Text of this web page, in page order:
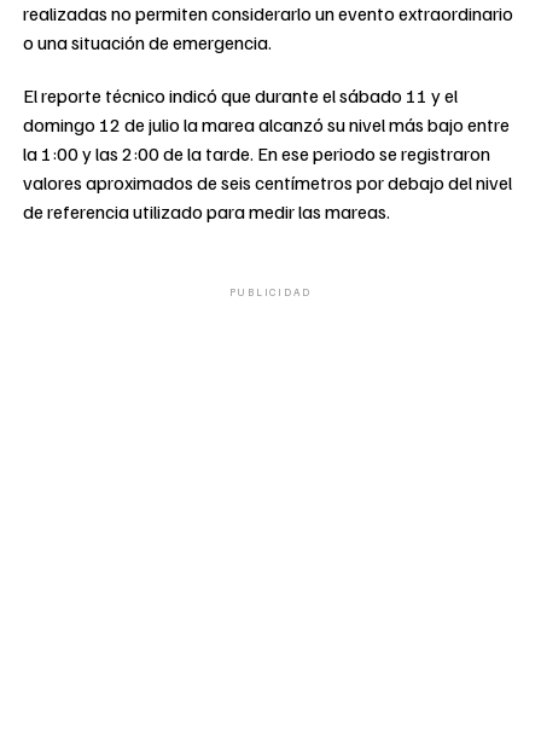
realizadas no permiten considerarlo un evento extraordinario
o una situación de emergencia.
El reporte técnico indicó que durante el sábado 11 y el
domingo 12 de julio la marea alcanzó su nivel más bajo entre
la 1:00 y las 2:00 de la tarde. En ese periodo se registraron
valores aproximados de seis centímetros por debajo del nivel
de referencia utilizado para medir las mareas.
PUBLICIDAD